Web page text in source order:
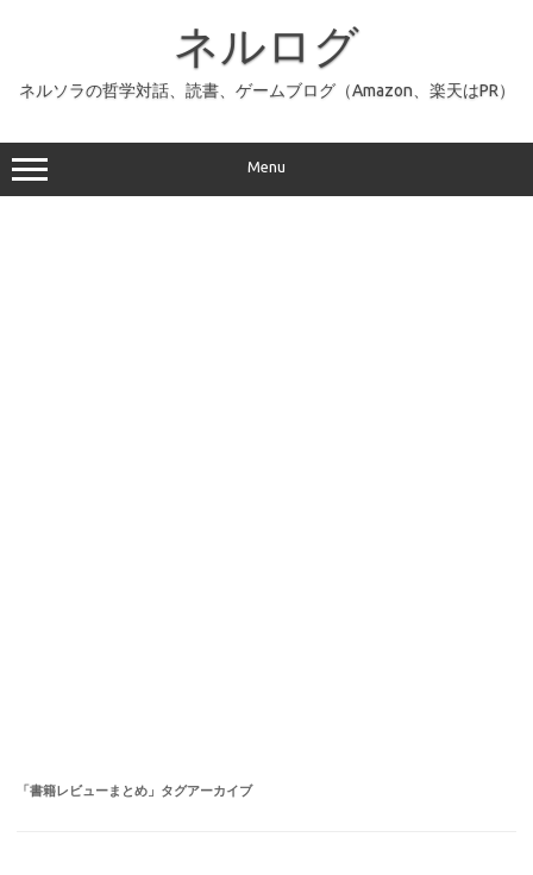
ッ
プ
ネルログ
ネルソラの哲学対話、読書、ゲームブログ（Amazon、楽天はPR）
Menu
「書籍レビューまとめ 」タグアーカイブ